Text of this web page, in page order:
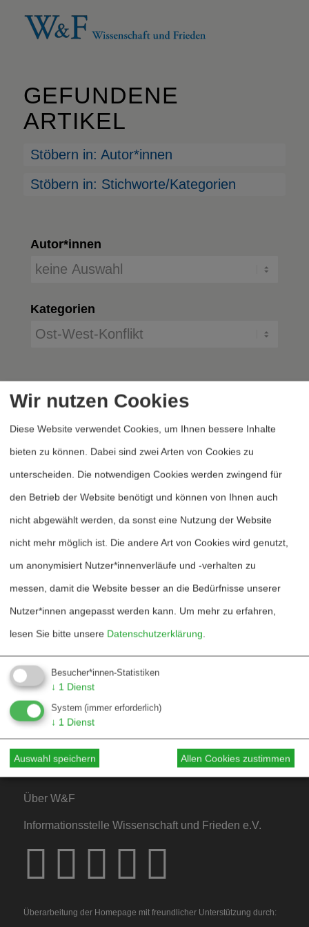
GEFUNDENE
ARTIKEL
Stöbern in: Autor*innen
Stöbern in: Stichworte/Kategorien
Autor*innen
Kategorien
Heftarchiv
Bestellen
Fördern
Jubiläum 40 Jahre
Kontakt
Mediadaten
Hinweise für Autor*innen
Hinweise für Dossiers
Über W&F
Informationsstelle Wissenschaft und Frieden e.V.
Überarbeitung der Homepage mit freundlicher Unterstützung durch:
Wir nutzen Cookies
Diese Website verwendet Cookies, um Ihnen bessere Inhalte
bieten zu können. Dabei sind zwei Arten von Cookies zu
unterscheiden. Die notwendigen Cookies werden zwingend für
den Betrieb der Website benötigt und können von Ihnen auch
nicht abgewählt werden, da sonst eine Nutzung der Website
nicht mehr möglich ist. Die andere Art von Cookies wird genutzt,
um anonymisiert Nutzer*innenverläufe und -verhalten zu
messen, damit die Website besser an die Bedürfnisse unserer
Nutzer*innen angepasst werden kann. Um mehr zu erfahren,
lesen Sie bitte unsere Datenschutzerklärung.
Besucher*innen-Statistiken
↓ 1 Dienst
System (immer erforderlich)
↓ 1 Dienst
Auswahl speichern Allen Cookies zustimmen